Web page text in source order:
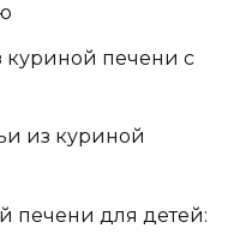
печени с
из куриной
печени для детей: